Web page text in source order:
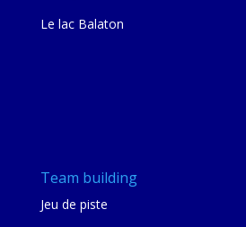
Le lac Balaton
Team building
Jeu de piste